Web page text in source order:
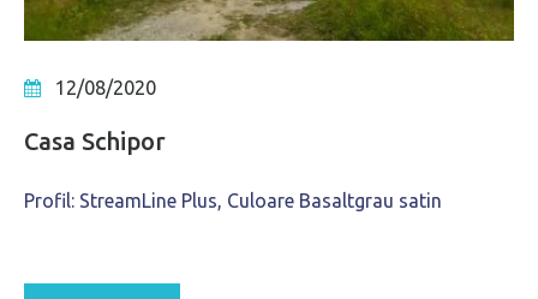
12/08/2020
Casa Schipor
Profil: StreamLine Plus, Culoare Basaltgrau satin